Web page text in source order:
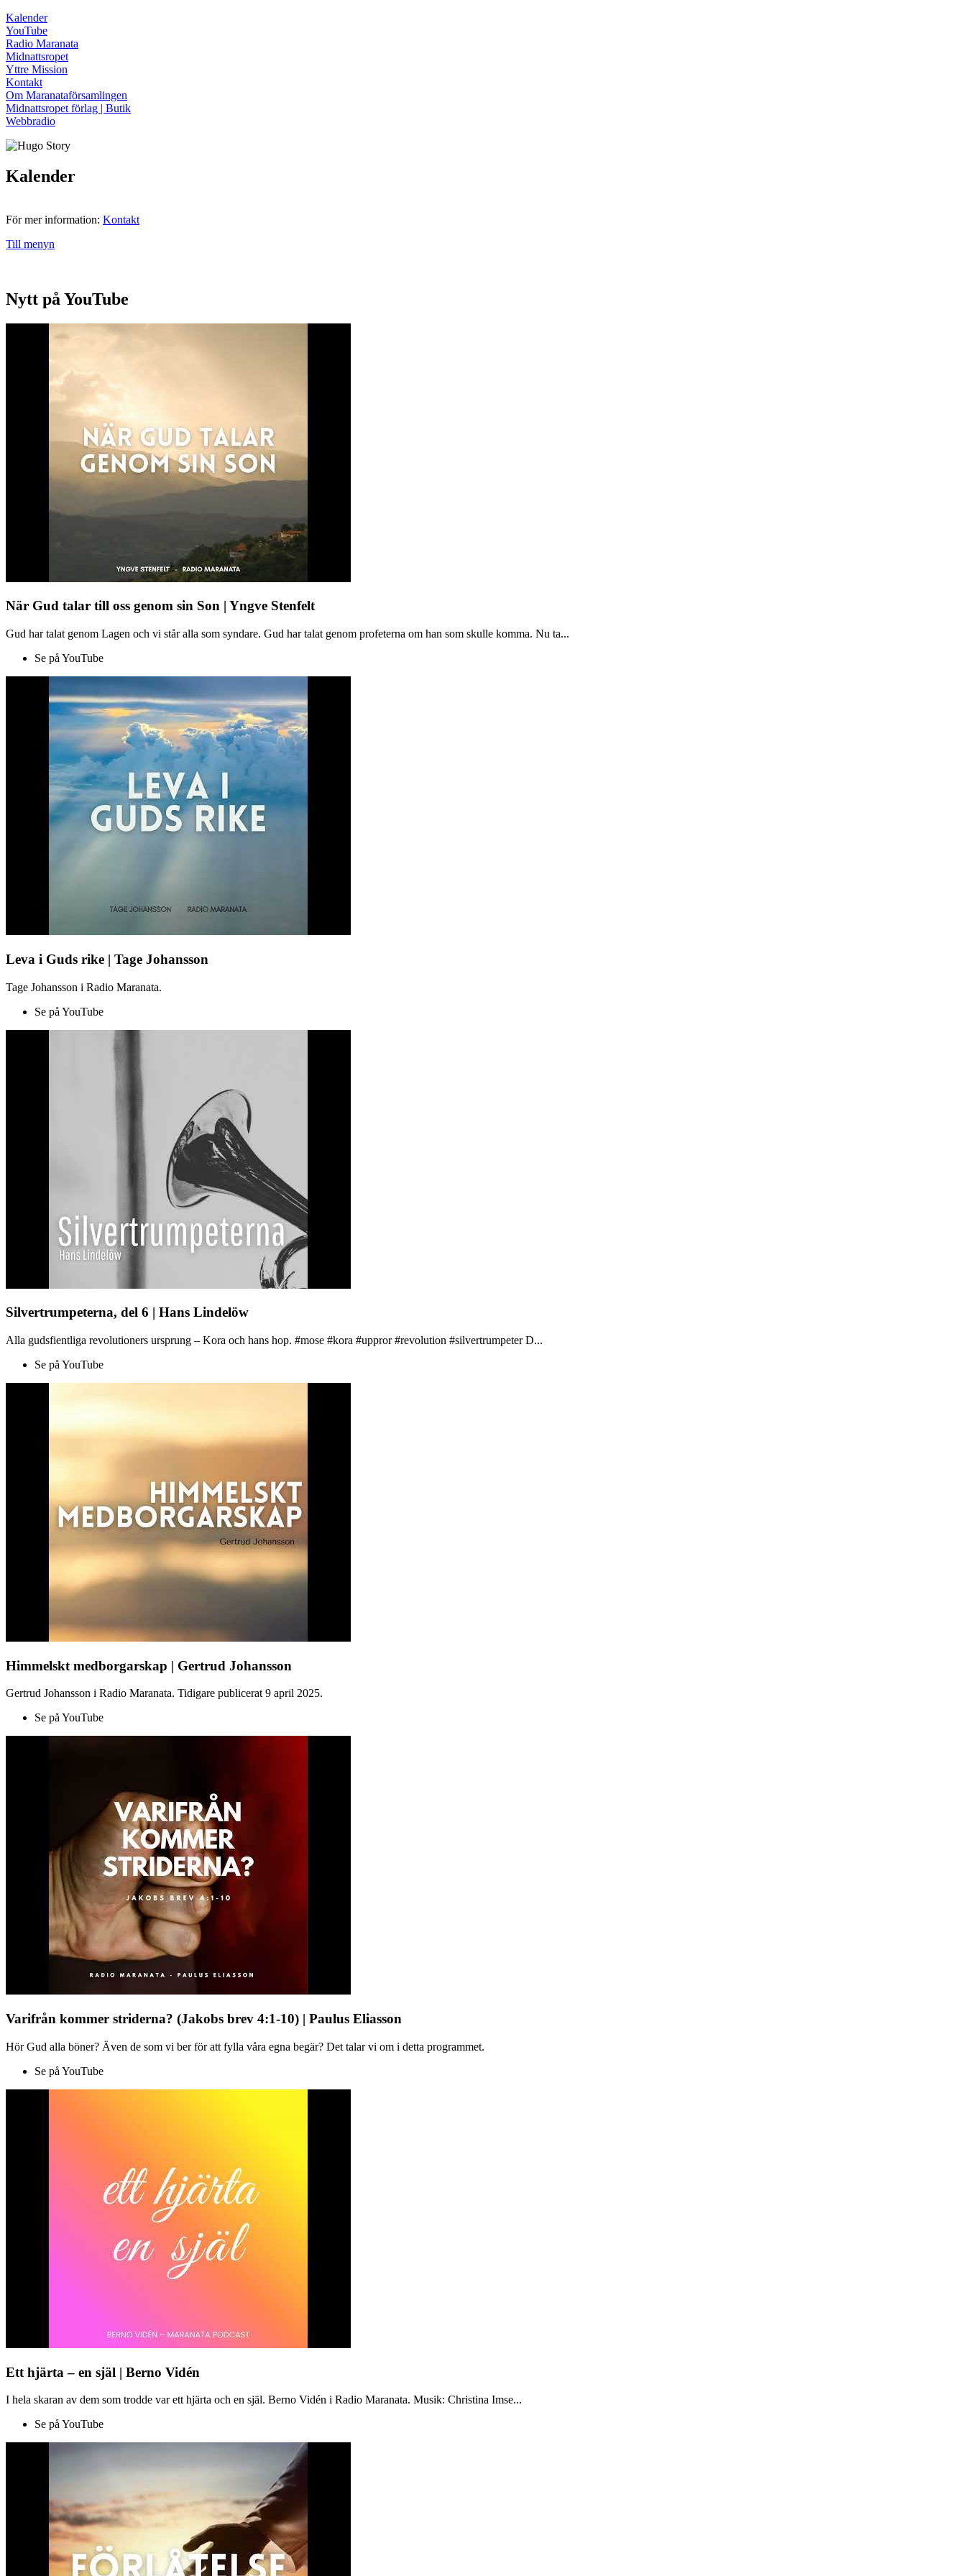
Kalender
YouTube
Radio Maranata
Midnattsropet
Yttre Mission
Kontakt
Om Maranataförsamlingen
Midnattsropet förlag | Butik
Webbradio
Kalender
För mer information: Kontakt
Till menyn
Nytt på YouTube
När Gud talar till oss genom sin Son | Yngve Stenfelt
Gud har talat genom Lagen och vi står alla som syndare. Gud har talat genom profeterna om han som skulle komma. Nu ta...
Se på YouTube
Leva i Guds rike | Tage Johansson
Tage Johansson i Radio Maranata.
Se på YouTube
Silvertrumpeterna, del 6 | Hans Lindelöw
Alla gudsfientliga revolutioners ursprung – Kora och hans hop. #mose #kora #uppror #revolution #silvertrumpeter D...
Se på YouTube
Himmelskt medborgarskap | Gertrud Johansson
Gertrud Johansson i Radio Maranata. Tidigare publicerat 9 april 2025.
Se på YouTube
Varifrån kommer striderna? (Jakobs brev 4:1-10) | Paulus Eliasson
Hör Gud alla böner? Även de som vi ber för att fylla våra egna begär? Det talar vi om i detta programmet.
Se på YouTube
Ett hjärta – en själ | Berno Vidén
I hela skaran av dem som trodde var ett hjärta och en själ. Berno Vidén i Radio Maranata. Musik: Christina Imse...
Se på YouTube